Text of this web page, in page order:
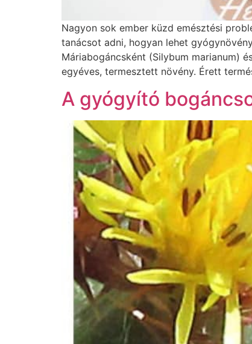
Nagyon sok ember küzd emésztési
tanácsot adni, hogyan lehet
Máriabogáncsként (Silybum marianum)
egyéves, termesztett növény. Érett
A gyógyító